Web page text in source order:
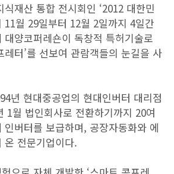
재산 통합 전시회인 ‘2012 대한민
11월 29일부터 12월 2일까지 4일간
대양코퍼레숀이 독창적 특허기술로
레터’를 선보여 관람객들의 눈길을 사
년 현대중공업의 현대인버터 대리점
1월 법인회사로 전환하기까지 20여
인버터를 보급하며, 공장자동화와 에
온 전문기업이다.